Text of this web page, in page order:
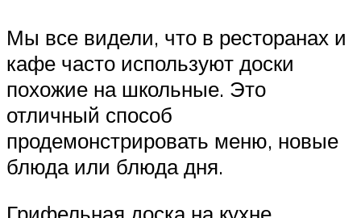
Мы все видели, что в ресторанах и
кафе часто используют доски
похожие на школьные. Это
отличный способ
продемонстрировать меню, новые
блюда или блюда дня.